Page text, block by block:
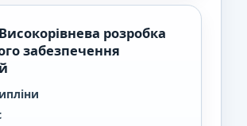
розробка
забезпечення